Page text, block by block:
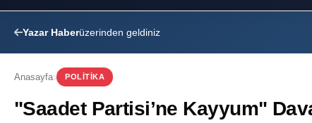
Yazar Haberüzerinden geldiniz
Anasayfa POLITIKA
"Saadet Partisi’ne Kayyum"